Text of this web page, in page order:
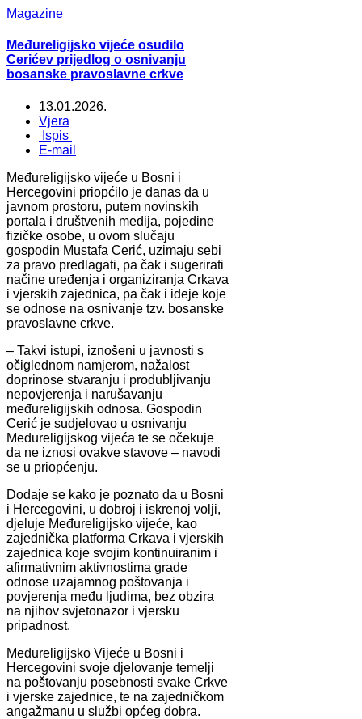
Magazine
Međureligijsko vijeće osudilo
Cerićev prijedlog o osnivanju
bosanske pravoslavne crkve
13.01.2026.
Vjera
Ispis
E-mail
Međureligijsko vijeće u Bosni i
Hercegovini priopćilo je danas da u
javnom prostoru, putem novinskih
portala i društvenih medija, pojedine
fizičke osobe, u ovom slučaju
gospodin Mustafa Cerić, uzimaju sebi
za pravo predlagati, pa čak i sugerirati
načine uređenja i organiziranja Crkava
i vjerskih zajednica, pa čak i ideje koje
se odnose na osnivanje tzv. bosanske
pravoslavne crkve.
– Takvi istupi, iznošeni u javnosti s
očiglednom namjerom, nažalost
doprinose stvaranju i produbljivanju
nepovjerenja i narušavanju
međureligijskih odnosa. Gospodin
Cerić je sudjelovao u osnivanju
Međureligijskog vijeća te se očekuje
da ne iznosi ovakve stavove – navodi
se u priopćenju.
Dodaje se kako je poznato da u Bosni
i Hercegovini, u dobroj i iskrenoj volji,
djeluje Međureligijsko vijeće, kao
zajednička platforma Crkava i vjerskih
zajednica koje svojim kontinuiranim i
afirmativnim aktivnostima grade
odnose uzajamnog poštovanja i
povjerenja među ljudima, bez obzira
na njihov svjetonazor i vjersku
pripadnost.
Međureligijsko Vijeće u Bosni i
Hercegovini svoje djelovanje temelji
na poštovanju posebnosti svake Crkve
i vjerske zajednice, te na zajedničkom
angažmanu u službi općeg dobra.